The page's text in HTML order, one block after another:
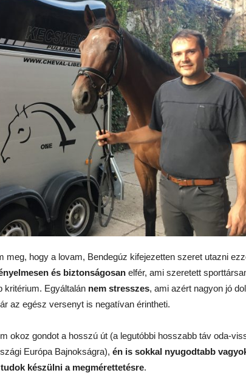
meg, hogy a lovam, Bendegúz kifejezetten szeret utazni
és biztonságosan elfér, ami szeretett
kritérium. Egyáltalán nem stresszes, ami azért nagyon jó
az egész versenyt is negatívan érintheti.
okoz gondot a hosszú út (a legutóbbi hosszabb táv oda-
Európa Bajnokságra), én is sokkal nyugodtabb
készülni a megmérettetésre.